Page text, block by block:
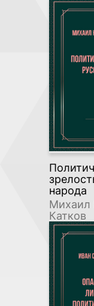
народа
Михаил
Катков